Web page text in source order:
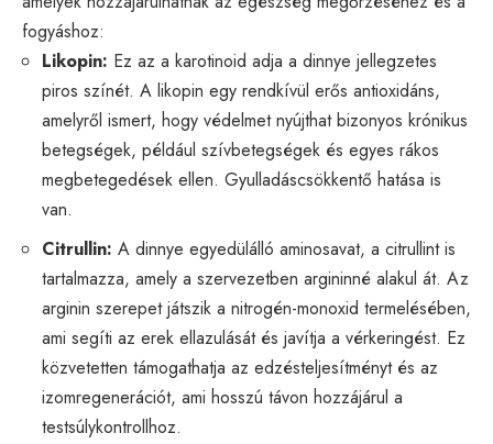
fogyáshoz:
Likopin: Ez az a karotinoid adja a dinnye jellegzetes
piros színét. A likopin egy rendkívül erős antioxidáns,
amelyről ismert, hogy védelmet nyújthat bizonyos krónikus
betegségek, például szívbetegségek és egyes rákos
megbetegedések ellen. Gyulladáscsökkentő hatása is
van.
Citrullin: A dinnye egyedülálló aminosavat, a citrullint is
tartalmazza, amely a szervezetben argininné alakul át. Az
arginin szerepet játszik a nitrogén-monoxid termelésében,
ami segíti az erek ellazulását és javítja a vérkeringést. Ez
közvetetten támogathatja az edzésteljesítményt és az
izomregenerációt, ami hosszú távon hozzájárul a
testsúlykontrollhoz.